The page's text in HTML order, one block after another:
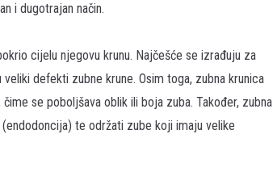
i dugotrajan način.
cijelu njegovu krunu. Najčešće se izrađuju za
defekti zubne krune. Osim toga, zubna krunica
se poboljšava oblik ili boja zuba. Također, zubna
te održati zube koji imaju velike